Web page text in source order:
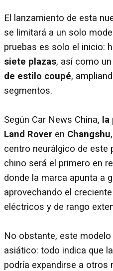
El lanzamiento de esta
se limitará a un solo
pruebas es solo el inicio:
siete plazas, así como un
de estilo coupé,
segmentos.
Según Car News China, la
Land Rover en Changshu
centro neurálgico de este
chino será el primero en
donde la marca apunta a
aprovechando el
eléctricos y de rango
No obstante, este
asiático: todo indica que
podría expandirse a otros